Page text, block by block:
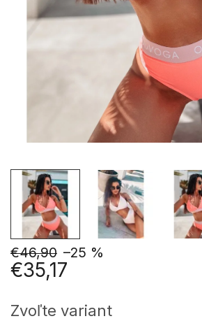
€46,90 –25 %
€35,17
cena:
Zvoľte variant